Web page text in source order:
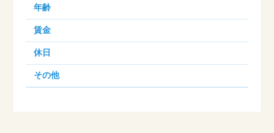
年齢
賃金
休日
その他